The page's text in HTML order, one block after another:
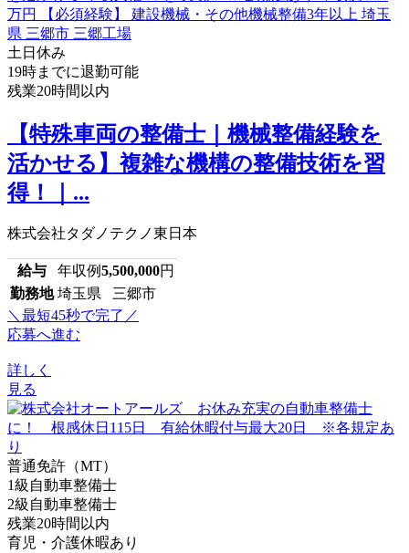
土日休み
19時までに退勤可能
残業20時間以内
【特殊車両の整備士｜機械整備経験を
活かせる】複雑な機構の整備技術を習
得！｜...
株式会社タダノテクノ東日本
給与 年収例5,500,000円
勤務地 埼玉県 三郷市
＼最短45秒で完了／
応募へ進む
詳しく
見る
普通免許（MT）
1級自動車整備士
2級自動車整備士
残業20時間以内
育児・介護休暇あり